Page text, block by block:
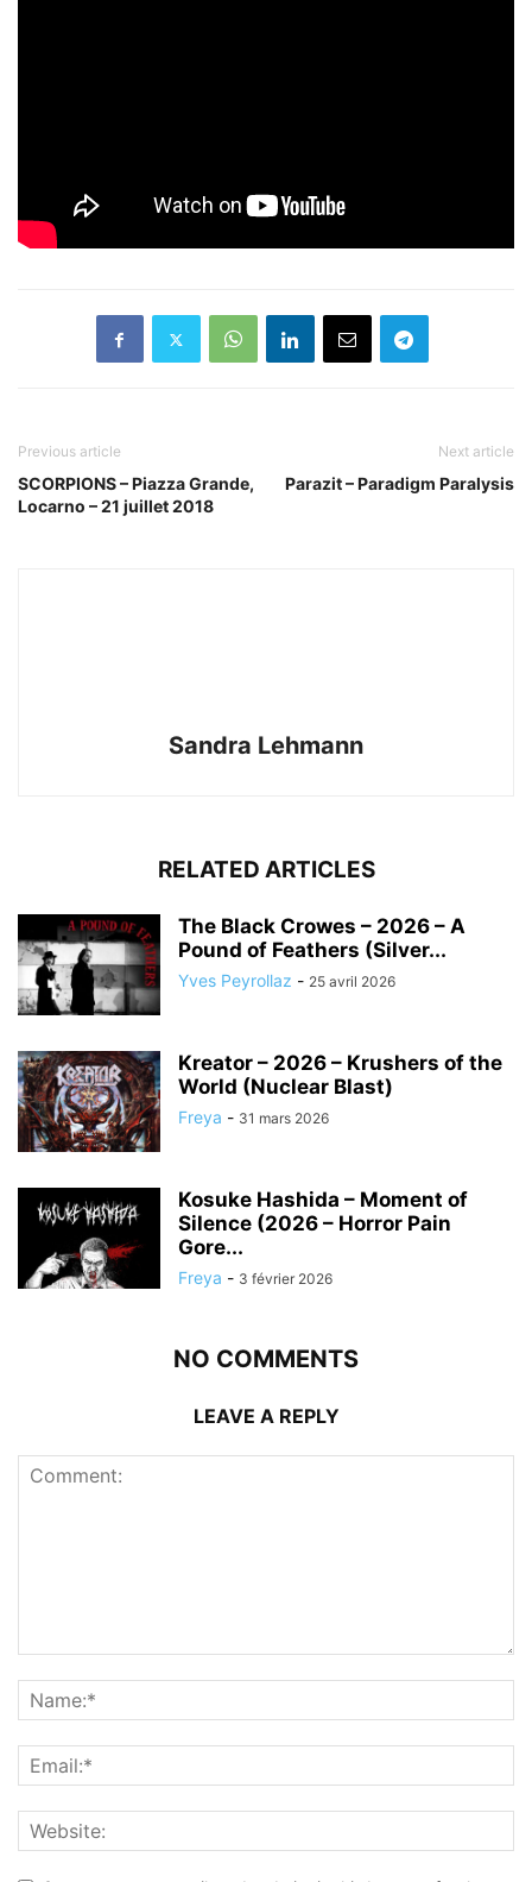
Previous article
SCORPIONS – Piazza Grande,
Locarno – 21 juillet 2018
Next article
Parazit – Paradigm Paralysis
Sandra Lehmann
RELATED ARTICLES
The Black Crowes – 2026 – A
Pound of Feathers (Silver...
Yves Peyrollaz - 25 avril 2026
Kreator – 2026 – Krushers of the
World (Nuclear Blast)
Freya - 31 mars 2026
Kosuke Hashida – Moment of
Silence (2026 – Horror Pain
Gore...
Freya - 3 février 2026
NO COMMENTS
LEAVE A REPLY